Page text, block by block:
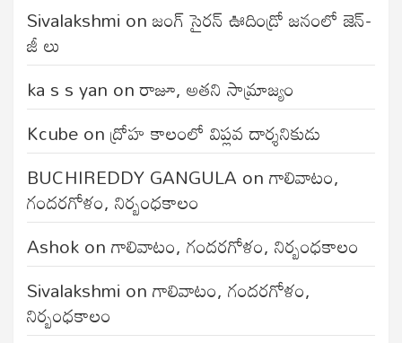
Sivalakshmi onజంగ్‌ సైరన్‌ ఊదిండ్రో జనంలో జెన్-
జీ లు
ka s s yan onరాజూ, అతని సామ్రాజ్యం
Kcubeonద్రోహ కాలంలో విప్లవ దార్శనికుడు
BUCHIREDDY GANGULA onగాలివాటం,
గందరగోళం, నిర్బంధకాలం
Ashokonగాలివాటం, గందరగోళం, నిర్బంధకాలం
Sivalakshmi onగాలివాటం, గందరగోళం,
నిర్బంధకాలం